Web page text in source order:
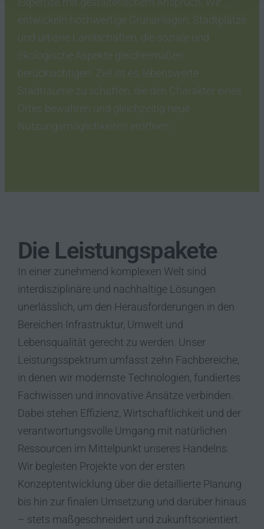
entwickeln hochwertige Grünanlagen, Stadtplätze
und urbane Landschaften, die soziale und
ökologische Aspekte gleichermaßen
berücksichtigen. Ziel ist es, lebenswerte
Stadträume zu schaffen, die den Charakter eines
Ortes bewahren und gleichzeitig neue
Nutzungsmöglichkeiten eröffnen.
Die Leistungspakete
In einer zunehmend komplexen Welt sind
interdisziplinäre und nachhaltige Lösungen
unerlässlich, um den Herausforderungen in den
Bereichen Infrastruktur, Umwelt und
Lebensqualität gerecht zu werden. Unser
Leistungsspektrum umfasst zehn Fachbereiche,
in denen wir modernste Technologien, fundiertes
Fachwissen und innovative Ansätze verbinden.
Dabei stehen Effizienz, Wirtschaftlichkeit und der
verantwortungsvolle Umgang mit natürlichen
Ressourcen im Mittelpunkt unseres Handelns.
Wir begleiten Projekte von der ersten
Konzeptentwicklung über die detaillierte Planung
bis hin zur finalen Umsetzung und darüber hinaus
– stets maßgeschneidert und zukunftsorientiert.